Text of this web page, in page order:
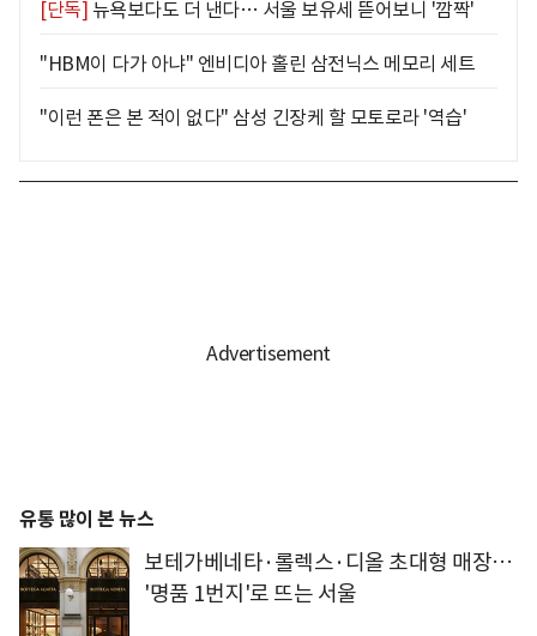
[단독] 뉴욕보다도 더 낸다… 서울 보유세 뜯어보니 '깜짝'
"HBM이 다가 아냐" 엔비디아 홀린 삼전닉스 메모리 세트
"이런 폰은 본 적이 없다" 삼성 긴장케 할 모토로라 '역습'
유통 많이 본 뉴스
보테가베네타·롤렉스·디올 초대형 매장…
'명품 1번지'로 뜨는 서울